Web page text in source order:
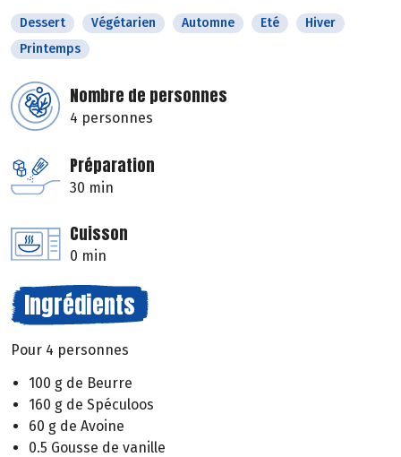
Dessert Végétarien Automne Eté
Hiver
Printemps
Nombre de personnes
4 personnes
Préparation
30 min
Cuisson
0 min
Ingrédients
Pour 4 personnes
100 g de Beurre
160 g de Spéculoos
60 g de Avoine
0.5 Gousse de vanille